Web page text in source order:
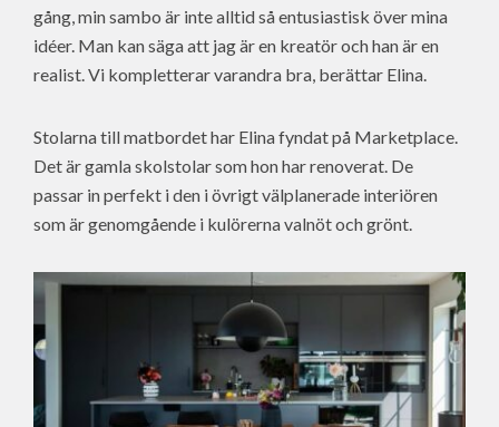
gång, min sambo är inte alltid så entusiastisk över mina
idéer. Man kan säga att jag är en kreatör och han är en
realist. Vi kompletterar varandra bra, berättar Elina.
Stolarna till matbordet har Elina fyndat på Marketplace.
Det är gamla skolstolar som hon har renoverat. De
passar in perfekt i den i övrigt välplanerade interiören
som är genomgående i kulörerna valnöt och grönt.